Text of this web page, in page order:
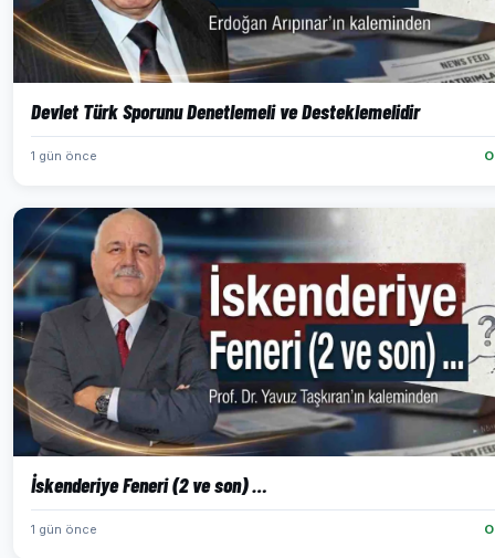
Devlet Türk Sporunu Denetlemeli ve Desteklemelidir
1 gün önce
İskenderiye Feneri (2 ve son) …
1 gün önce